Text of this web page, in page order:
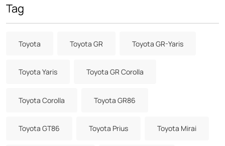
Tag
Toyota Toyota GR Toyota GR-Yaris
Toyota Yaris Toyota GR Corolla
Toyota Corolla Toyota GR86
Toyota GT86 Toyota Prius Toyota Mirai